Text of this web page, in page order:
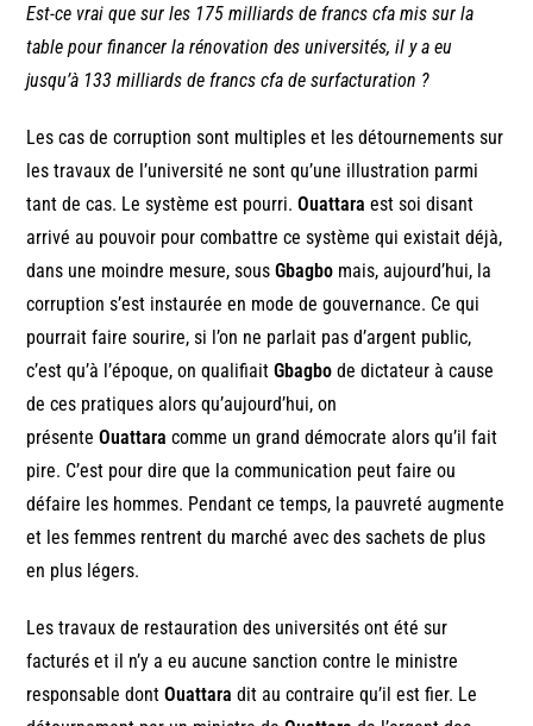
Est-ce vrai que sur les 175 milliards de francs cfa mis sur la
table pour financer la rénovation des universités, il y a eu
jusqu’à 133 milliards de francs cfa de surfacturation ?
Les cas de corruption sont multiples et les détournements sur
les travaux de l’université ne sont qu’une illustration parmi
tant de cas. Le système est pourri.Ouattara est soi disant
arrivé au pouvoir pour combattre ce système qui existait déjà,
dans une moindre mesure, sousGbagbo mais, aujourd’hui, la
corruption s’est instaurée en mode de gouvernance. Ce qui
pourrait faire sourire, si l’on ne parlait pas d’argent public,
c’est qu’à l’époque, on qualifiaitGbagbo de dictateur à cause
de ces pratiques alors qu’aujourd’hui, on
présenteOuattara comme un grand démocrate alors qu’il fait
pire. C’est pour dire que la communication peut faire ou
défaire les hommes. Pendant ce temps, la pauvreté augmente
et les femmes rentrent du marché avec des sachets de plus
en plus légers.
Les travaux de restauration des universités ont été sur
facturés et il n’y a eu aucune sanction contre le ministre
responsable dontOuattara dit au contraire qu’il est fier. Le